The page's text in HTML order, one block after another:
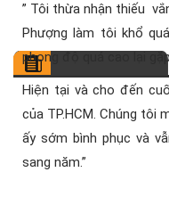
” Tôi thừa nhận thiếu
Phượng làm tôi khổ
phong độ quá cao lại
Hiện tại và cho đến
của TP.HCM. Chúng tôi
ấy sớm bình phục và
sang năm.”